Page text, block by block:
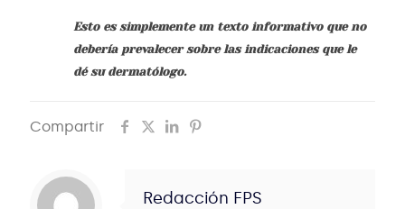
Esto es simplemente un texto informativo que no
debería prevalecer sobre las indicaciones que le
dé su dermatólogo.
Compartir
Redacción FPS